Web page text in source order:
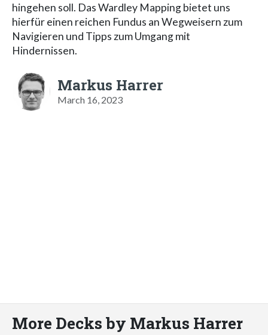
hingehen soll. Das Wardley Mapping bietet uns
hierfür einen reichen Fundus an Wegweisern zum
Navigieren und Tipps zum Umgang mit
Hindernissen.
Markus Harrer
March 16, 2023
More Decks by Markus Harrer